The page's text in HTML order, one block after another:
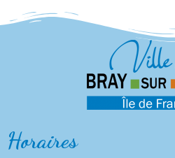
Horaires